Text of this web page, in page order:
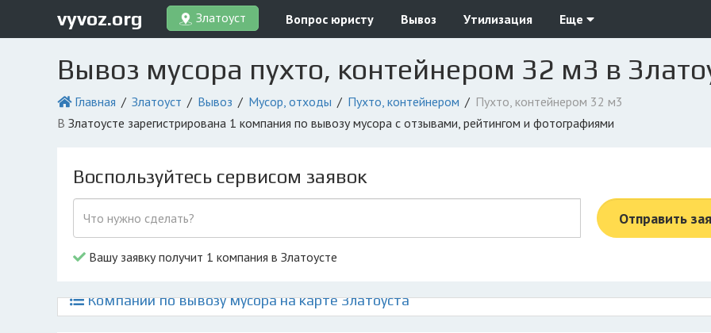
vyvoz.org Златоуст Вопрос юристу Вывоз Утилизация Еще
Вывоз мусора пухто, контейнером 32 м3 в
Главная Златоуст Вывоз Мусор, отходы Пухто, контейнером
Пухто, контейнером 32 м3
в Златоусте зарегистрирована 1 компания по вывозу мусора с отзывами, рейтингом и фотографиями
Воспользуйтесь сервисом заявок
Отправить
Вашу заявку получит 1 компания в Златоусте
Компании по вывозу мусора на карте Златоуста